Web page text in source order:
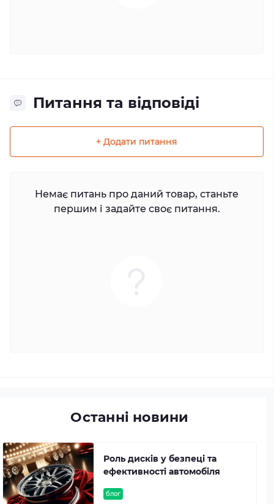
Питання та відповіді
+ Додати питання
Немає питань про даний товар, станьте
першим і задайте своє питання.
Останні новини
блог
Роль дисків у безпеці та
ефективності автомобіля